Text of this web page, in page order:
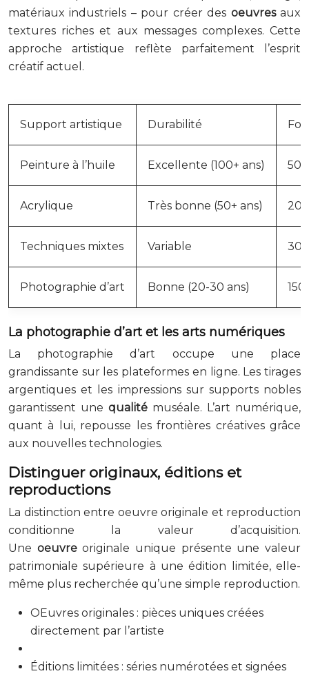
matériaux industriels – pour créer des oeuvresaux
textures riches et aux messages complexes. Cette
approche artistique reflète parfaitement l’esprit
créatif actuel.
Support artistique Durabilité
Peinture à l’huile Excellente (100+ ans)
Acrylique Très bonne (50+ ans)
Techniques mixtes Variable
Photographie d’art Bonne (20-30 ans)
La photographie d’art et les arts numériques
La photographie d’art occupe une place
grandissante sur les plateformes en ligne. Les tirages
argentiques et les impressions sur supports nobles
garantissent une qualité muséale. L’art numérique,
quant à lui, repousse les frontières créatives grâce
aux nouvelles technologies.
Distinguer originaux, éditions et
reproductions
La distinction entre oeuvre originale et reproduction
conditionne la valeur d’acquisition.
Une oeuvreoriginale unique présente une valeur
patrimoniale supérieure à une édition limitée, elle-
même plus recherchée qu’une simple reproduction.
OEuvres originales : pièces uniques créées
directement par l’artiste
Éditions limitées : séries numérotées et signées